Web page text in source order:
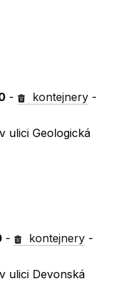
- kontejnery -
ulici Geologická
- kontejnery -
ulici Devonská